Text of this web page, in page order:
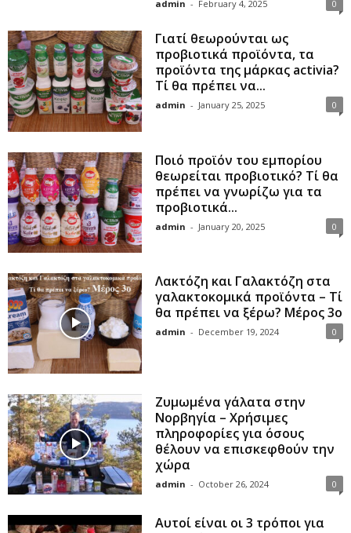
admin - February 4, 2025 0
Γιατί θεωρούνται ως
προβιοτικά προϊόντα, τα
προϊόντα της μάρκας activia?
Τί θα πρέπει να...
admin - January 25, 2025 0
Ποιό προϊόν του εμπορίου
θεωρείται προβιοτικό? Τί θα
πρέπει να γνωρίζω για τα
προβιοτικά...
admin - January 20, 2025 0
Λακτόζη και Γαλακτόζη στα
γαλακτοκομικά προϊόντα – Τί
θα πρέπει να ξέρω? Μέρος 3ο
admin - December 19, 2024 0
Ζυμωμένα γάλατα στην
Νορβηγία – Χρήσιμες
πληροφορίες για όσους
θέλουν να επισκεφθούν την
χώρα
admin - October 26, 2024 0
Αυτοί είναι οι 3 τρόποι για